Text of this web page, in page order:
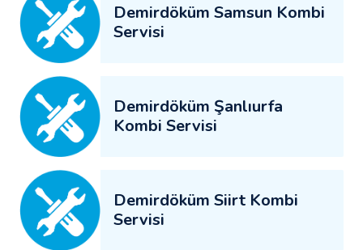
Demirdöküm Samsun Kombi
Servisi
Demirdöküm Şanlıurfa
Kombi Servisi
Demirdöküm Siirt Kombi
Servisi